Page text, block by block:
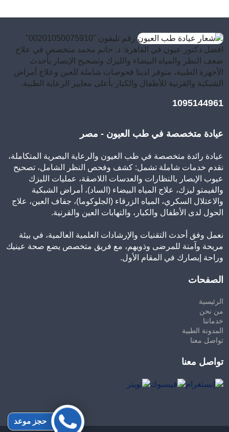
رقم تليفون "00201050075910"
افضل دكتور عيون في القاهرة: د. حاتم محمد متخصص في علاج
ضعف النظر والمياه البيضاء والليزك وتصحيح الإبصار بأحدث
الأجهزة الطبية، متوفر لدينا فحوصات شاملة للعين وعلاج أمراض
الشبكية والقرنية للأطفال والكبار بأعلى معايير الرعاية الطبية.
1095144961
عيادة متخصصة في طب العيون - مصر
عيادة رائدة متخصصة في طب العيون والرعاية البصرية المتكاملة،
نقدم خدمات شاملة تشمل: كشف وفحص النظر الشامل، تصحيح
عيوب الإبصار بالنظارات والعدسات اللاصقة، عمليات الليزك
والفيمتو ليزك، علاج المياه البيضاء (الساد)، أمراض الشبكية
والاعتلال السكري، المياه الزرقاء (الجلوكوما)، جفاف العين، علاج
الحول لدى الأطفال والكبار، والتهابات العين والقرنية.
نعمل وفق أحدث التقنيات والإرشادات العلمية العالمية، في بيئة
مريحة وآمنة للمرضى وذويهم، مع فريق متخصص يضع صحة عينيك
وراحة إبصارك في المقام الأول.
الصفحات
الرئيسية
من نحن
خدماتنا
المدونة الطبية
تواصل معنا
تواصل معنا
حجز موعد